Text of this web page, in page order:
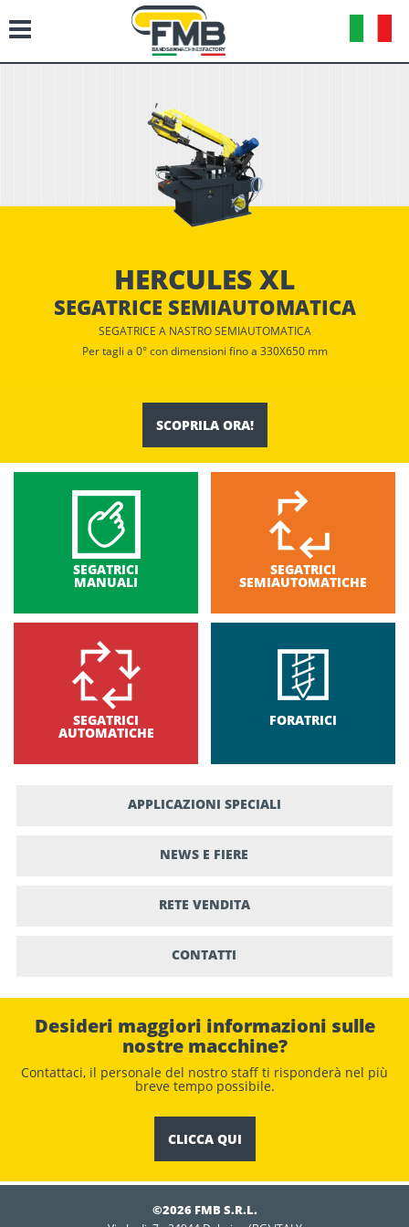
HERCULES XL
SEGATRICE SEMIAUTOMATICA
SEGATRICE A NASTRO SEMIAUTOMATICA
Per tagli a 0° con dimensioni fino a 330X650 mm
SCOPRILA ORA!
SEGATRICI
MANUALI
SEGATRICI
SEMIAUTOMATICHE
SEGATRICI
AUTOMATICHE
FORATRICI
APPLICAZIONI SPECIALI
NEWS E FIERE
RETE VENDITA
CONTATTI
Desideri maggiori informazioni sulle
nostre macchine?
Contattaci, il personale del nostro staﬀ ti risponderà nel più
breve tempo possibile.
CLICCA QUI
©2026 FMB S.R.L.